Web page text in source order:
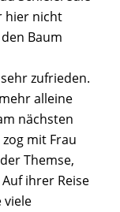
hier nicht
Baum
zufrieden.
alleine
nächsten
mit Frau
Themse,
ihrer Reise
viele